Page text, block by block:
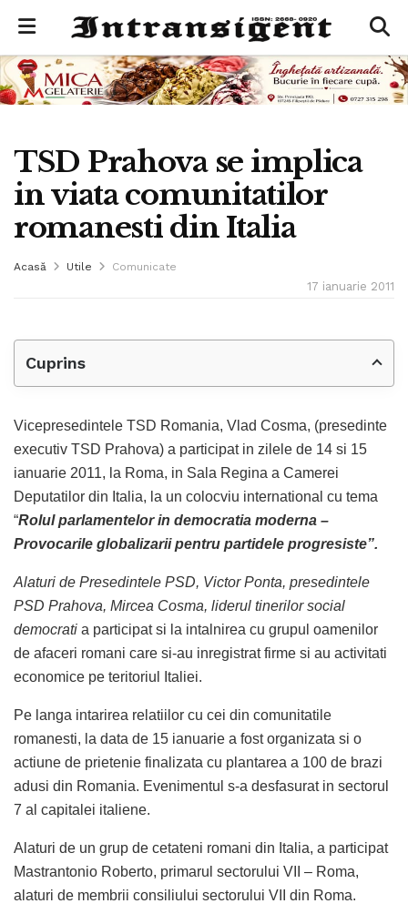
TSD Prahova se implica
in viata comunitatilor
romanesti din Italia
Acasă Utile Comunicate
17 ianuarie 2011
Cuprins
Vicepresedintele TSD Romania, Vlad Cosma, (presedinte
executiv TSD Prahova) a participat in zilele de 14 si 15
ianuarie 2011, la Roma, in Sala Regina a Camerei
Deputatilor din Italia, la un colocviu international cu tema
“Rolul parlamentelor in democratia moderna –
Provocarile globalizarii pentru partidele progresiste”.
Alaturi de Presedintele PSD, Victor Ponta, presedintele
PSD Prahova, Mircea Cosma, liderul tinerilor social
democrati a participat si la intalnirea cu grupul oamenilor
de afaceri romani care si-au inregistrat firme si au activitati
economice pe teritoriul Italiei.
Pe langa intarirea relatiilor cu cei din comunitatile
romanesti, la data de 15 ianuarie a fost organizata si o
actiune de prietenie finalizata cu plantarea a 100 de brazi
adusi din Romania. Evenimentul s-a desfasurat in sectorul
7 al capitalei italiene.
Alaturi de un grup de cetateni romani din Italia, a participat
Mastrantonio Roberto, primarul sectorului VII – Roma,
alaturi de membrii consiliului sectorului VII din Roma.